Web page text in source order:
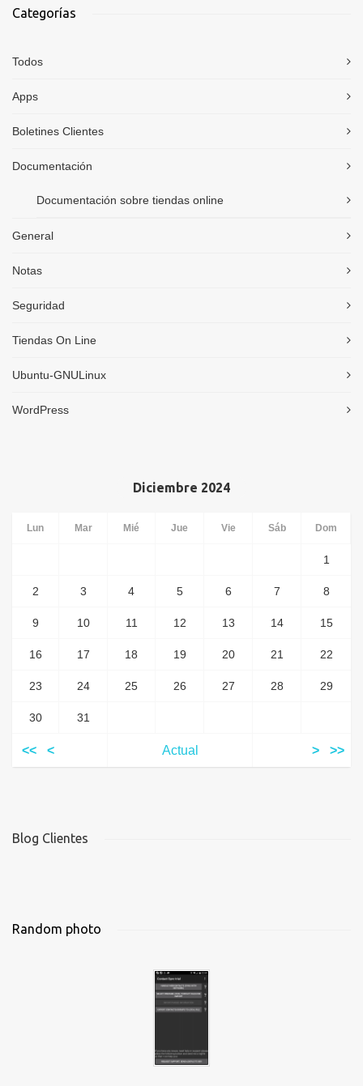
Categorías
Todos
Apps
Boletines Clientes
Documentación
Documentación sobre tiendas online
General
Notas
Seguridad
Tiendas On Line
Ubuntu-GNULinux
WordPress
Diciembre 2024
Lun Mar Mié Jue Vie Sáb Dom
1
2 3 4 5 6 7 8
9 10 11 12 13 14 15
16 17 18 19 20 21 22
23 24 25 26 27 28 29
30 31
<< < Actual > >>
Blog Clientes
Random photo